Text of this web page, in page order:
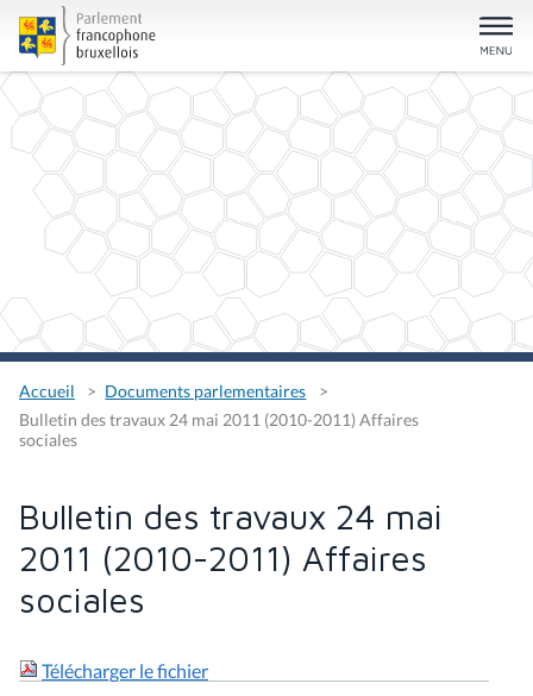
Accueil
Documents parlementaires
Bulletin des travaux 24 mai 2011 (2010-2011) Affaires
sociales
Bulletin des travaux 24 mai
2011 (2010-2011) Affaires
sociales
Télécharger le fichier